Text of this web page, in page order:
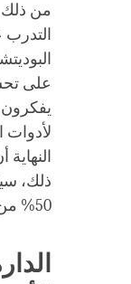
من ذلك
التدرب
على
يفكرون
لأدوات
50% من تركيزنا على هذه الحياة و 50% على الحيوات المستقبلية وما بعدها.